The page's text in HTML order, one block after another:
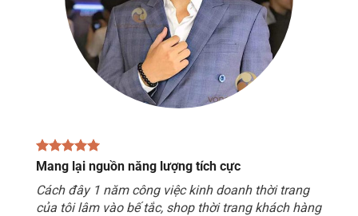
Mang lại nguồn năng lượng tích cực
Cách đây 1 năm công việc kinh doanh thời trang
của tôi lâm vào bế tắc, shop thời trang khách hàng